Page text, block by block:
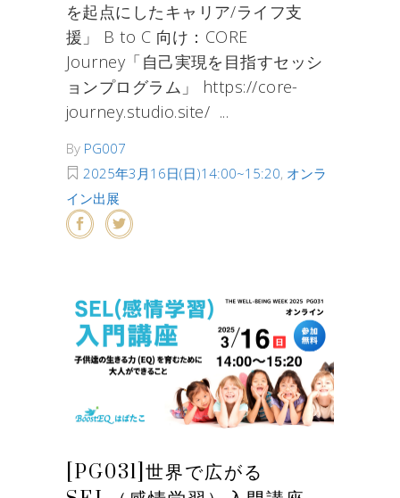
を起点にしたキャリア/ライフ支
援」 B to C 向け：CORE
Journey「自己実現を目指すセッシ
ョンプログラム」 https://core-
journey.studio.site/
By PG007
2025年3月16日(日)14:00~15:20, オンラ
イン出展
[PG031]世界で広がる